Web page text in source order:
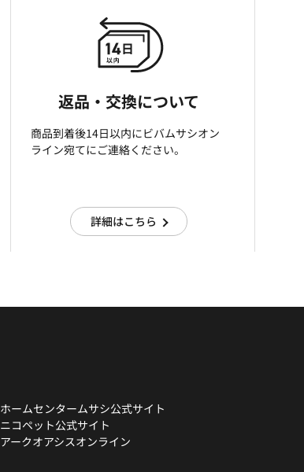
返品・交換について
商品到着後14日以内にビバムサシオン
ライン宛てにご連絡ください。
詳細はこちら
ホームセンタームサシ公式サイト
ニコペット公式サイト
アークオアシスオンライン